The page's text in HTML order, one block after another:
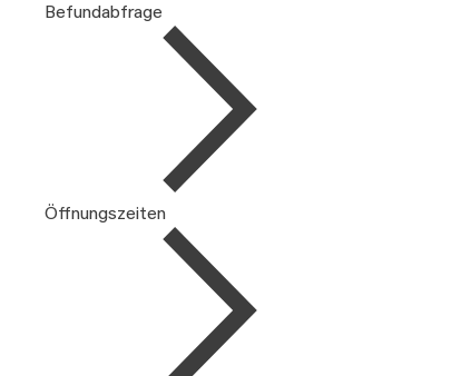
Befundabfrage
Öffnungszeiten